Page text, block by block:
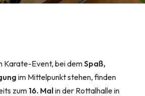
Karate-Event, bei demSpaß,
im Mittelpunkt stehen, finden
zum16. Malin der Rottalhalle in